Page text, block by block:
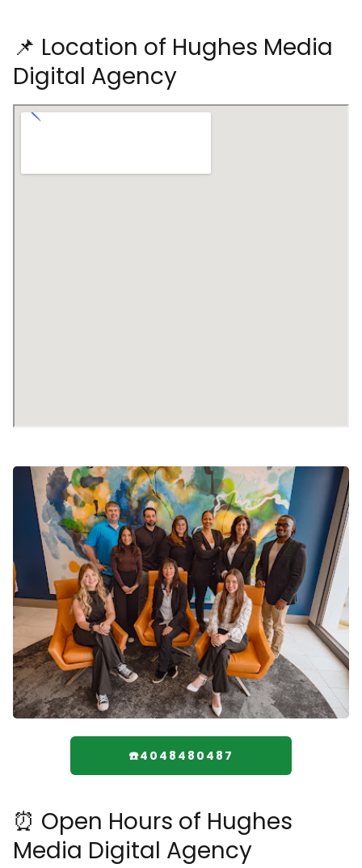
📌 Location of Hughes Media
Digital Agency
☎️4048480487
⏰ Open Hours of Hughes
Media Digital Agency